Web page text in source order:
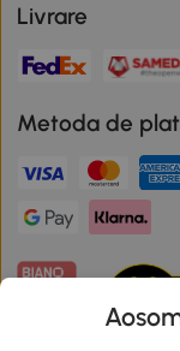
Livrare
Metoda de